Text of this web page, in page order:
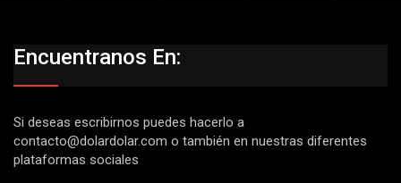
Encuentranos En:
Si deseas escribirnos puedes hacerlo a
contacto@dolardolar.com o también en nuestras diferentes
plataformas sociales